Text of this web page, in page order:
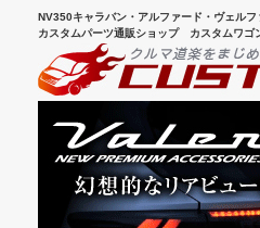
NV350キャラバン・アルファード・ヴェル
カスタムパーツ通販ショップ カスタムワゴ